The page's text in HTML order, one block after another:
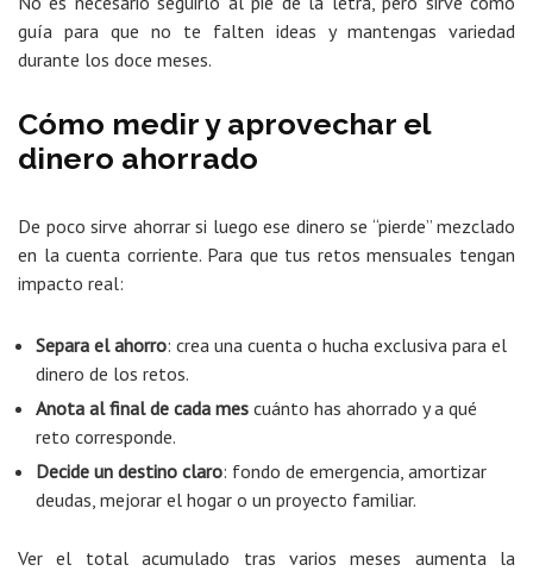
guía para que no te falten ideas y mantengas variedad
durante los doce meses.
Cómo medir y aprovechar el
dinero ahorrado
De poco sirve ahorrar si luego ese dinero se “pierde” mezclado
en la cuenta corriente. Para que tus retos mensuales tengan
impacto real:
Separa el ahorro: crea una cuenta o hucha exclusiva para el
dinero de los retos.
Anota al final de cada mes cuánto has ahorrado y a qué
reto corresponde.
Decide un destino claro: fondo de emergencia, amortizar
deudas, mejorar el hogar o un proyecto familiar.
Ver el total acumulado tras varios meses aumenta la